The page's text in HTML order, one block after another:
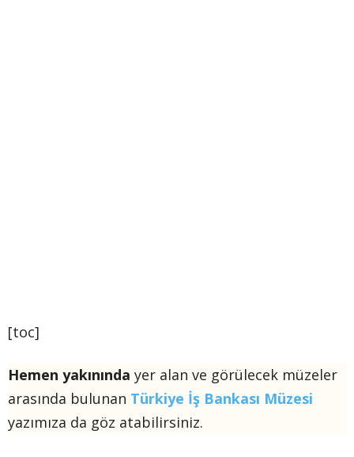
[toc]
Hemen yakınında yer alan ve görülecek müzeler
arasında bulunan Türkiye İş Bankası Müzesi
yazımıza da göz atabilirsiniz.